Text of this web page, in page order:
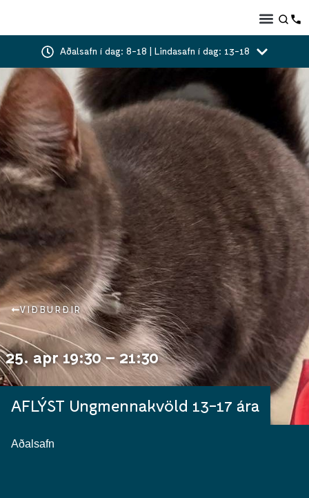
Aðalsafn í dag: 8-18 | Lindasafn í dag: 13-18
VIÐBURÐIR
25. apr 19:30 – 21:30
AFLÝST Ungmennakvöld 13-17 ára
Aðalsafn